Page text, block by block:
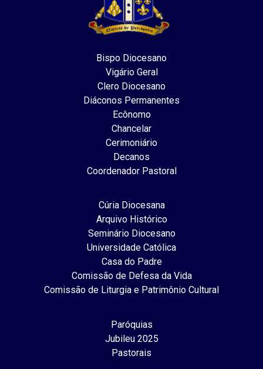
Bispo Diocesano
Vigário Geral
Clero Diocesano
Diáconos Permanentes
Ecônomo
Chancelar
Cerimoniário
Decanos
Coordenador Pastoral
Cúria Diocesana
Arquivo Histórico
Seminário Diocesano
Universidade Católica
Casa do Padre
Comissão de Defesa da Vida
Comissão de Liturgia e Patrimônio Cultural
Paróquias
Jubileu 2025
Pastorais